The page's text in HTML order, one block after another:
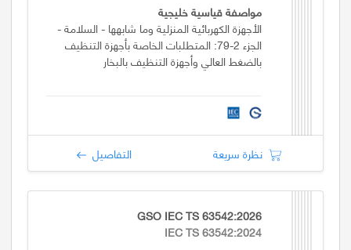
مواصفة قياسية خليجية
الأجهزة الكهربائية المنزلية وما شابهها - السلامة -
الجزء 2-79: المتطلبات الخاصة بأجهزة التنظيف
بالضغط العالي وأجهزة التنظيف بالبخار
نظرة سريعة التفاصيل
GSO IEC TS 63542:2026
IEC TS 63542:2024